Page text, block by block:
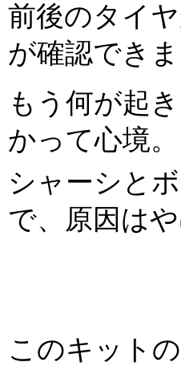
前後のタイ
が確認できま
もう何が起
かって心境。
シャーシと
で、原因は
このキット